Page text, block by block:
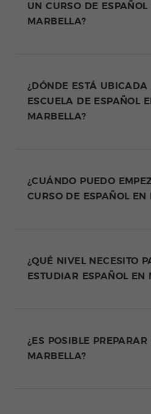
UN CURSO DE ESPAÑOL
MARBELLA?
¿DÓNDE ESTÁ UBICADA
ESCUELA DE ESPAÑOL
MARBELLA?
¿CUÁNDO PUEDO
CURSO DE ESPAÑOL EN
¿QUÉ NIVEL NECESITO
ESTUDIAR ESPAÑOL EN
¿ES POSIBLE PREPARAR
MARBELLA?